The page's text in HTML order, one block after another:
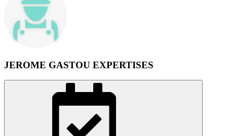
JEROME GASTOU EXPERTISES